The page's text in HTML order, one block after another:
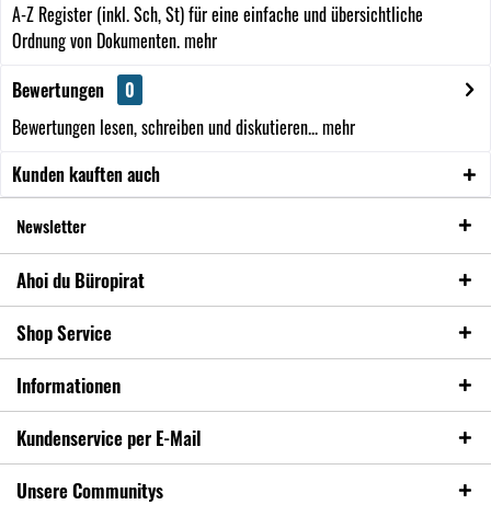
A-Z Register (inkl. Sch, St) für eine einfache und übersichtliche
Ordnung von Dokumenten.mehr
Bewertungen
0
Bewertungen lesen, schreiben und diskutieren...mehr
Kunden kauften auch
Newsletter
Ahoi du Büropirat
Shop Service
Informationen
Kundenservice per E-Mail
Unsere Communitys